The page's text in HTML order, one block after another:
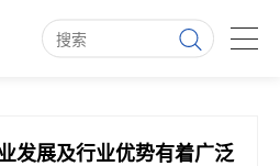
发展及行业优势有着广泛